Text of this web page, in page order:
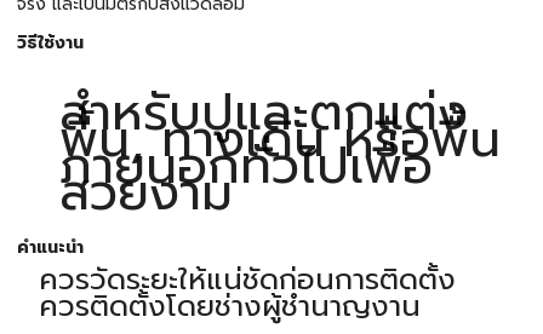
วิธีใช้งาน
สำหรับปูและตกแต่ง
พื้น, ทางเดิน หรือพื้น
ภายนอกทั่วไปเพื่อ
สวยงาม
คำแนะนำ
ควรวัดระยะให้แน่ชัดก่อนการติดตั้ง
ควรติดตั้งโดยช่างผู้ชำนาญงาน